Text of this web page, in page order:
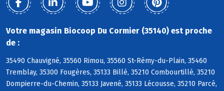
Votre magasin Biocoop Du Cormier (35140) est proche
de :
35490 Chauvigné, 35560 Rimou, 35560 St-Rémy-du-Plain, 35460
Tremblay, 35300 Fougères, 35133 Billé, 35210 Combourtillé, 35210
Dompierre-du-Chemin, 35133 Javené, 35133 Lécousse, 35210 Parcé,